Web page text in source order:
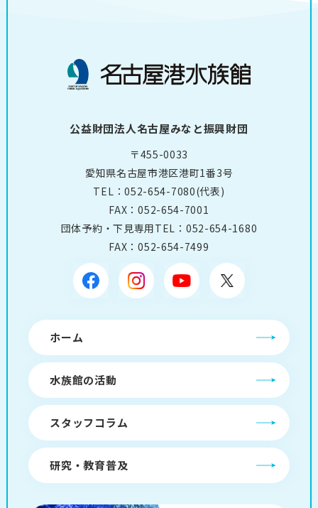
公益財団法人名古屋みなと振興財団
〒455-0033
愛知県名古屋市港区港町1番3号
TEL：052-654-7080(代表)
FAX：052-654-7001
団体予約・下見専用TEL： 052-654-1680
FAX：052-654-7499
ホーム
水族館の活動
スタッフコラム
研究・教育普及